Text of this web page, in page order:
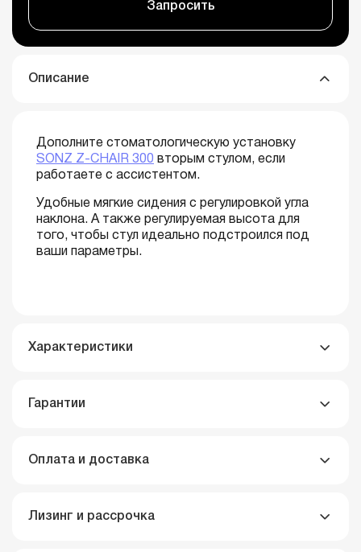
Запросить
Описание
Дополните стоматологическую установку
SONZ Z-CHAIR 300 вторым стулом, если
работаете с ассистентом.
Удобные мягкие сидения с регулировкой угла
наклона. А также регулируемая высота для
того, чтобы стул идеально подстроился под
ваши параметры.
Характеристики
Гарантии
Оплата и доставка
Лизинг и рассрочка